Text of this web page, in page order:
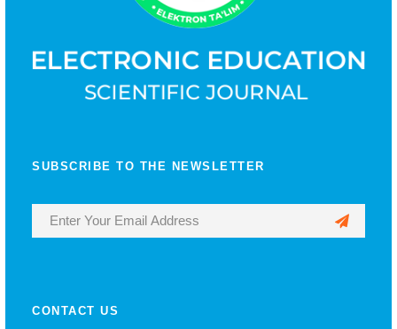
SUBSCRIBE TO THE NEWSLETTER
CONTACT US